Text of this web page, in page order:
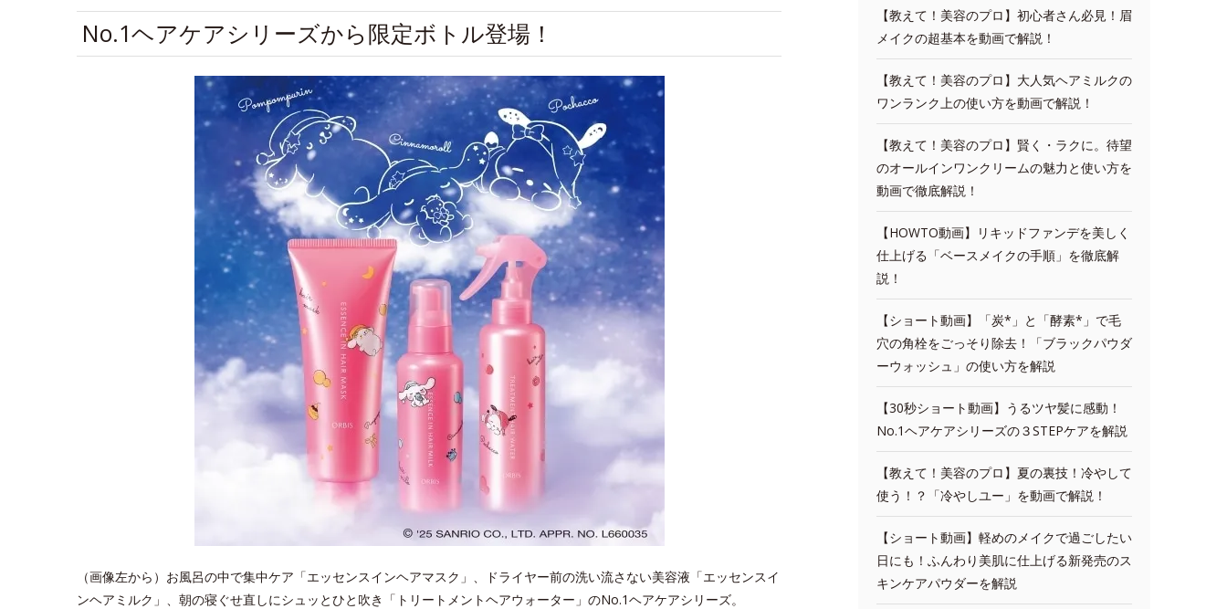
No.1ヘアケアシリーズから限定ボトル登場！
（画像左から）お風呂の中で集中ケア「エッセンスインヘアマスク」、ドライヤー前の洗い流さない美容液「エッセンスイ
ンヘアミルク」、朝の寝ぐせ直しにシュッとひと吹き「トリートメントヘアウォーター」のNo.1ヘアケアシリーズ。
【教えて！美容のプロ】初心者さん必見！眉
メイクの超基本を動画で解説！
【教えて！美容のプロ】大人気ヘアミルクの
ワンランク上の使い方を動画で解説！
【教えて！美容のプロ】賢く・ラクに。待望
のオールインワンクリームの魅力と使い方を
動画で徹底解説！
【HOWTO動画】リキッドファンデを美しく
仕上げる「ベースメイクの手順」を徹底解
説！
【ショート動画】「炭*」と「酵素*」で毛
穴の角栓をごっそり除去！「ブラックパウダ
ーウォッシュ」の使い方を解説
【30秒ショート動画】うるツヤ髪に感動！
No.1ヘアケアシリーズの３STEPケアを解説
【教えて！美容のプロ】夏の裏技！冷やして
使う！？「冷やしユー」を動画で解説！
【ショート動画】軽めのメイクで過ごしたい
日にも！ふんわり美肌に仕上げる新発売のス
キンケアパウダーを解説